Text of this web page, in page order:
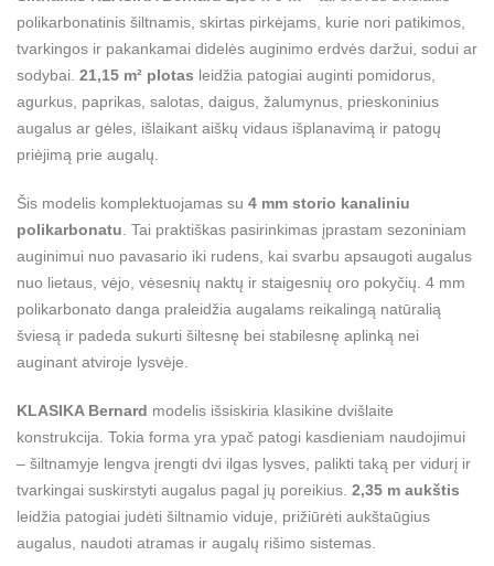
polikarbonatinis šiltnamis, skirtas pirkėjams, kurie nori patikimos,
tvarkingos ir pakankamai didelės auginimo erdvės daržui, sodui ar
sodybai. 21,15 m² plotas leidžia patogiai auginti pomidorus,
agurkus, paprikas, salotas, daigus, žalumynus, prieskoninius
augalus ar gėles, išlaikant aiškų vidaus išplanavimą ir patogų
priėjimą prie augalų.
Šis modelis komplektuojamas su 4 mm storio kanaliniu
polikarbonatu . Tai praktiškas pasirinkimas įprastam sezoniniam
auginimui nuo pavasario iki rudens, kai svarbu apsaugoti augalus
nuo lietaus, vėjo, vėsesnių naktų ir staigesnių oro pokyčių. 4 mm
polikarbonato danga praleidžia augalams reikalingą natūralią
šviesą ir padeda sukurti šiltesnę bei stabilesnę aplinką nei
auginant atviroje lysvėje.
KLASIKA Bernard modelis išsiskiria klasikine dvišlaite
konstrukcija. Tokia forma yra ypač patogi kasdieniam naudojimui
– šiltnamyje lengva įrengti dvi ilgas lysves, palikti taką per vidurį ir
tvarkingai suskirstyti augalus pagal jų poreikius. 2,35 m aukštis
leidžia patogiai judėti šiltnamio viduje, prižiūrėti aukštaūgius
augalus, naudoti atramas ir augalų rišimo sistemas.